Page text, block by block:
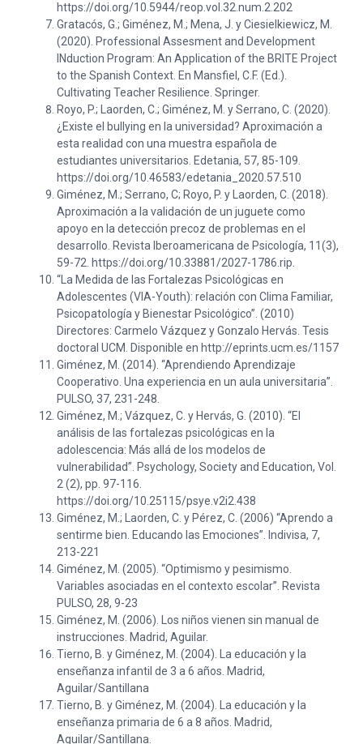
https://doi.org/10.5944/reop.vol.32.num.2.202
Gratacós, G.; Giménez, M.; Mena, J. y Ciesielkiewicz, M.
(2020). Professional Assesment and Development
INduction Program: An Application of the BRITE Project
to the Spanish Context. En Mansfiel, C.F. (Ed.).
Cultivating Teacher Resilience. Springer.
Royo, P.; Laorden, C.; Giménez, M. y Serrano, C. (2020).
¿Existe el bullying en la universidad? Aproximación a
esta realidad con una muestra española de
estudiantes universitarios. Edetania, 57, 85-109.
https://doi.org/10.46583/edetania_2020.57.510
Giménez, M.; Serrano, C; Royo, P. y Laorden, C. (2018).
Aproximación a la validación de un juguete como
apoyo en la detección precoz de problemas en el
desarrollo. Revista Iberoamericana de Psicología, 11(3),
59-72. https://doi.org/10.33881/2027-1786.rip.
“La Medida de las Fortalezas Psicológicas en
Adolescentes (VIA-Youth): relación con Clima Familiar,
Psicopatología y Bienestar Psicológico”. (2010)
Directores: Carmelo Vázquez y Gonzalo Hervás. Tesis
doctoral UCM. Disponible en http://eprints.ucm.es/1157
Giménez, M. (2014). “Aprendiendo Aprendizaje
Cooperativo. Una experiencia en un aula universitaria”.
PULSO, 37, 231-248.
Giménez, M.; Vázquez, C. y Hervás, G. (2010). “El
análisis de las fortalezas psicológicas en la
adolescencia: Más allá de los modelos de
vulnerabilidad”. Psychology, Society and Education, Vol.
2 (2), pp. 97-116.
https://doi.org/10.25115/psye.v2i2.438
Giménez, M.; Laorden, C. y Pérez, C. (2006) “Aprendo a
sentirme bien. Educando las Emociones”. Indivisa, 7,
213-221
Giménez, M. (2005). “Optimismo y pesimismo.
Variables asociadas en el contexto escolar”. Revista
PULSO, 28, 9-23
Giménez, M. (2006). Los niños vienen sin manual de
instrucciones. Madrid, Aguilar.
Tierno, B. y Giménez, M. (2004). La educación y la
enseñanza infantil de 3 a 6 años. Madrid,
Aguilar/Santillana
Tierno, B. y Giménez, M. (2004). La educación y la
enseñanza primaria de 6 a 8 años. Madrid,
Aguilar/Santillana.